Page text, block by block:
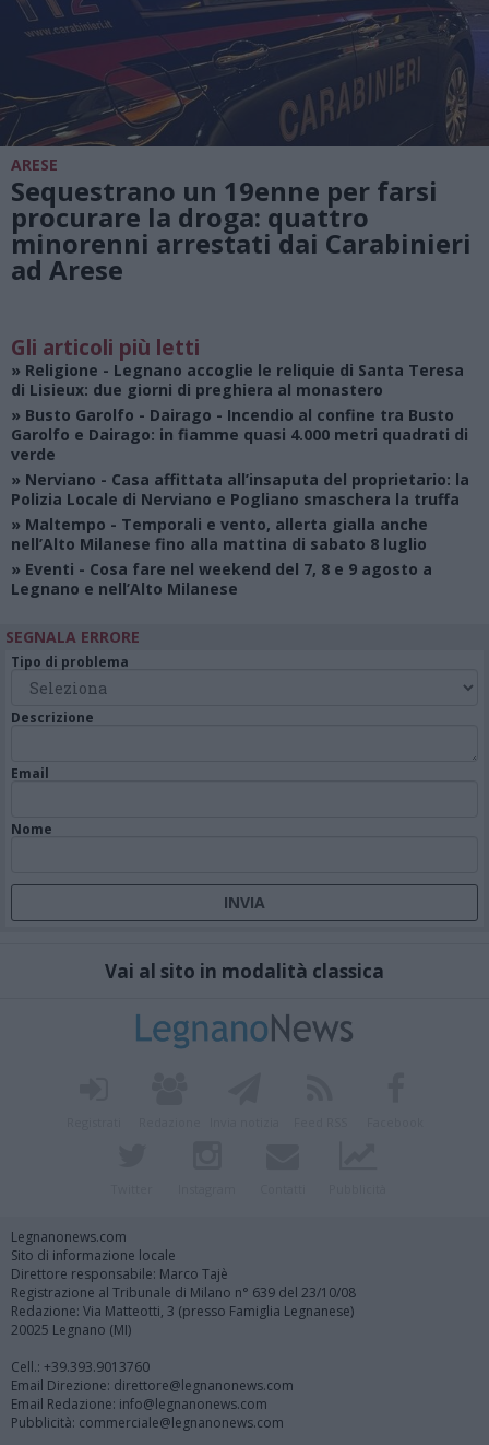
ARESE
Sequestrano un 19enne per farsi
procurare la droga: quattro
minorenni arrestati dai Carabinieri
ad Arese
Gli articoli più letti
» Religione - Legnano accoglie le reliquie di Santa Teresa
di Lisieux: due giorni di preghiera al monastero
» Busto Garolfo - Dairago - Incendio al confine tra Busto
Garolfo e Dairago: in fiamme quasi 4.000 metri quadrati di
verde
» Nerviano - Casa affittata all’insaputa del proprietario: la
Polizia Locale di Nerviano e Pogliano smaschera la truffa
» Maltempo - Temporali e vento, allerta gialla anche
nell’Alto Milanese fino alla mattina di sabato 8 luglio
» Eventi - Cosa fare nel weekend del 7, 8 e 9 agosto a
Legnano e nell’Alto Milanese
SEGNALA ERRORE
Tipo di problema
Descrizione
Email
Nome
Vai al sito in modalità classica
Legnanonews.com
Sito di informazione locale
Direttore responsabile: Marco Tajè
Registrazione al Tribunale di Milano n° 639 del 23/10/08
Redazione: Via Matteotti, 3 (presso Famiglia Legnanese)
20025 Legnano (MI)
Cell.: +39.393.9013760
Email Direzione: direttore@legnanonews.com
Email Redazione: info@legnanonews.com
Pubblicità: commerciale@legnanonews.com